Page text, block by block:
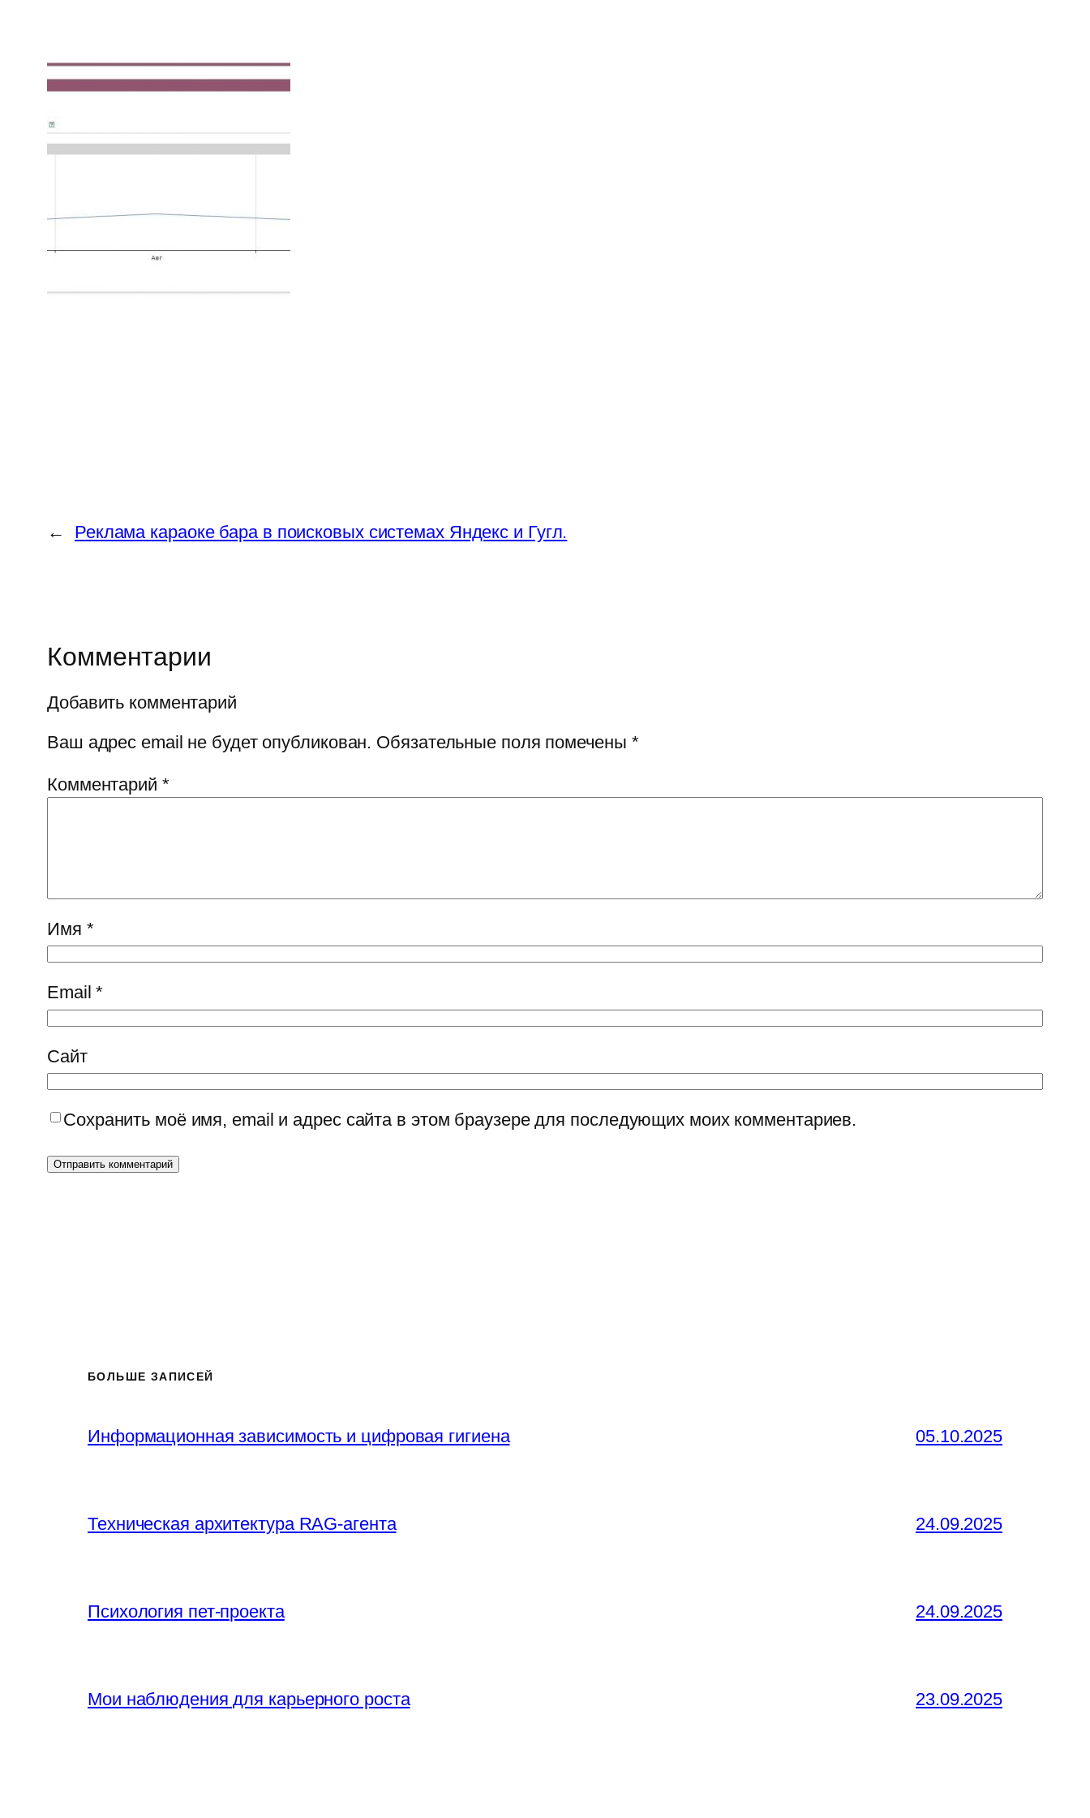
← Реклама караоке бара в поисковых системах Яндекс и Гугл.
Комментарии
Добавить комментарий
Ваш адрес email не будет опубликован. Обязательные поля помечены *
Комментарий *
Имя *
Email*
Сайт
Сохранить моё имя, email и адрес сайта в этом браузере для последующих моих комментариев.
БОЛЬШЕ ЗАПИСЕЙ
Информационная зависимость и цифровая гигиена 05.10.2025
Техническая архитектура RAG-агента 24.09.2025
Психология пет-проекта 24.09.2025
Мои наблюдения для карьерного роста 23.09.2025